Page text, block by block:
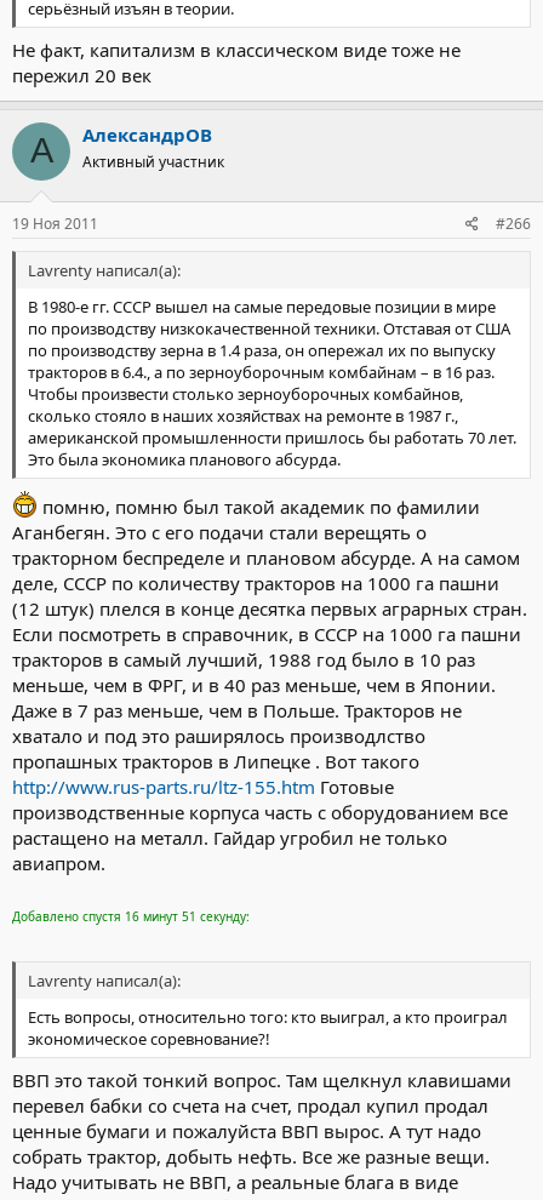
серьёзный изъян в теории.
Не факт, капитализм в классическом виде тоже не
пережил 20 век
А АлександрОВ
Активный участник
19 Ноя 2011 #266
Lavrenty написал(а):
В 1980-е гг. СССР вышел на самые передовые позиции в мире
по производству низкокачественной техники. Отставая от США
по производству зерна в 1.4 раза, он опережал их по выпуску
тракторов в 6.4., а по зерноуборочным комбайнам – в 16 раз.
Чтобы произвести столько зерноуборочных комбайнов,
сколько стояло в наших хозяйствах на ремонте в 1987 г.,
американской промышленности пришлось бы работать 70 лет.
Это была экономика планового абсурда.
помню, помню был такой академик по фамилии
Аганбегян. Это с его подачи стали верещять о
тракторном беспределе и плановом абсурде. А на самом
деле, СССР по количеству тракторов на 1000 га пашни
(12 штук) плелся в конце десятка первых аграрных стран.
Если посмотреть в справочник, в СССР на 1000 га пашни
тракторов в самый лучший, 1988 год было в 10 раз
меньше, чем в ФРГ, и в 40 раз меньше, чем в Японии.
Даже в 7 раз меньше, чем в Польше. Тракторов не
хватало и под это раширялось производлство
пропашных тракторов в Липецке . Вот такого
http://www.rus-parts.ru/ltz-155.htm Готовые
производственные корпуса часть с оборудованием все
растащено на металл. Гайдар угробил не только
авиапром.
Добавлено спустя 16 минут 51 секунду:
Lavrenty написал(а):
Есть вопросы, относительно того: кто выиграл, а кто проиграл
экономическое соревнование?!
ВВП это такой тонкий вопрос. Там щелкнул клавишами
перевел бабки со счета на счет, продал купил продал
ценные бумаги и пожалуйста ВВП вырос. А тут надо
собрать трактор, добыть нефть. Все же разные вещи.
Надо учитывать не ВВП, а реальные блага в виде